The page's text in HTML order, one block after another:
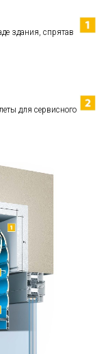
здания, спрятав
для сервисного